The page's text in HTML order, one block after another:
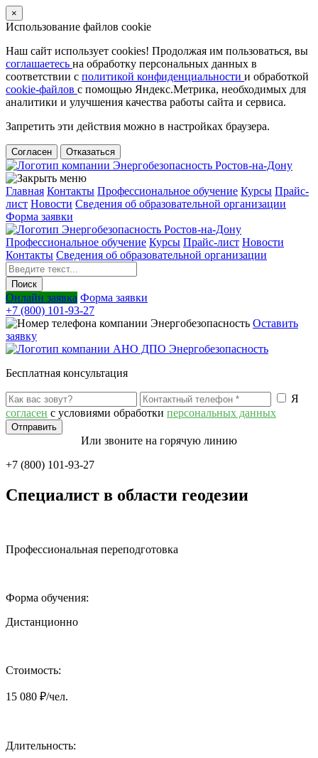
×
Использование файлов cookie
Наш сайт использует cookies! Продолжая им пользоваться, вы
соглашаетесь на обработку персональных данных в
соответствии с политикой конфиденциальности и обработкой
cookie-файлов с помощью Яндекс.Метрика, необходимых для
аналитики и улучшения качества работы сайта и сервиса.
Запретить эти действия можно в настройках браузера.
Согласен Отказаться
Главная Контакты Профессиональное обучение Курсы Прайс-
лист Новости Cведения об образовательной организации
Форма заявки
Профессиональное обучение Курсы Прайс-лист Новости
Контакты Cведения об образовательной организации
Онлайн заявка Форма заявки
+7 (800) 101-93-27
Оставить
заявку
Бесплатная консультация
Я
согласен с условиями обработки персональных данных
Или звоните на горячую линию
+7 (800) 101-93-27
Специалист в области геодезии
Профессиональная переподготовка
Форма обучения:
Дистанционно
Стоимость:
15 080 ₽/чел.
Длительность: